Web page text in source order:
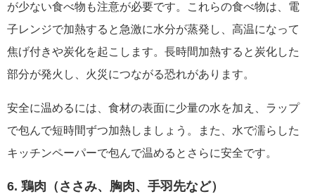
が少ない食べ物も注意が必要です。これらの食べ物は、電
子レンジで加熱すると急激に水分が蒸発し、高温になって
焦げ付きや炭化を起こします。長時間加熱すると炭化した
部分が発火し、火災につながる恐れがあります。
安全に温めるには、食材の表面に少量の水を加え、ラップ
で包んで短時間ずつ加熱しましょう。また、水で濡らした
キッチンペーパーで包んで温めるとさらに安全です。
6. 鶏肉（ささみ、胸肉、手羽先など）